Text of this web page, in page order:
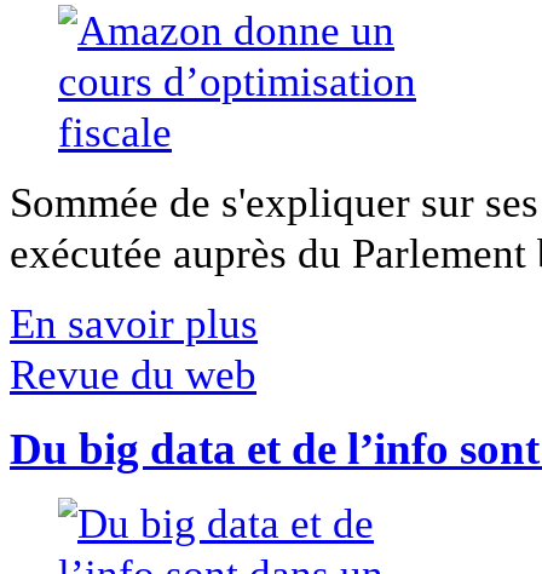
Sommée de s'expliquer sur
exécutée auprès du
En savoir plus
Revue du web
Du big data et de l’info